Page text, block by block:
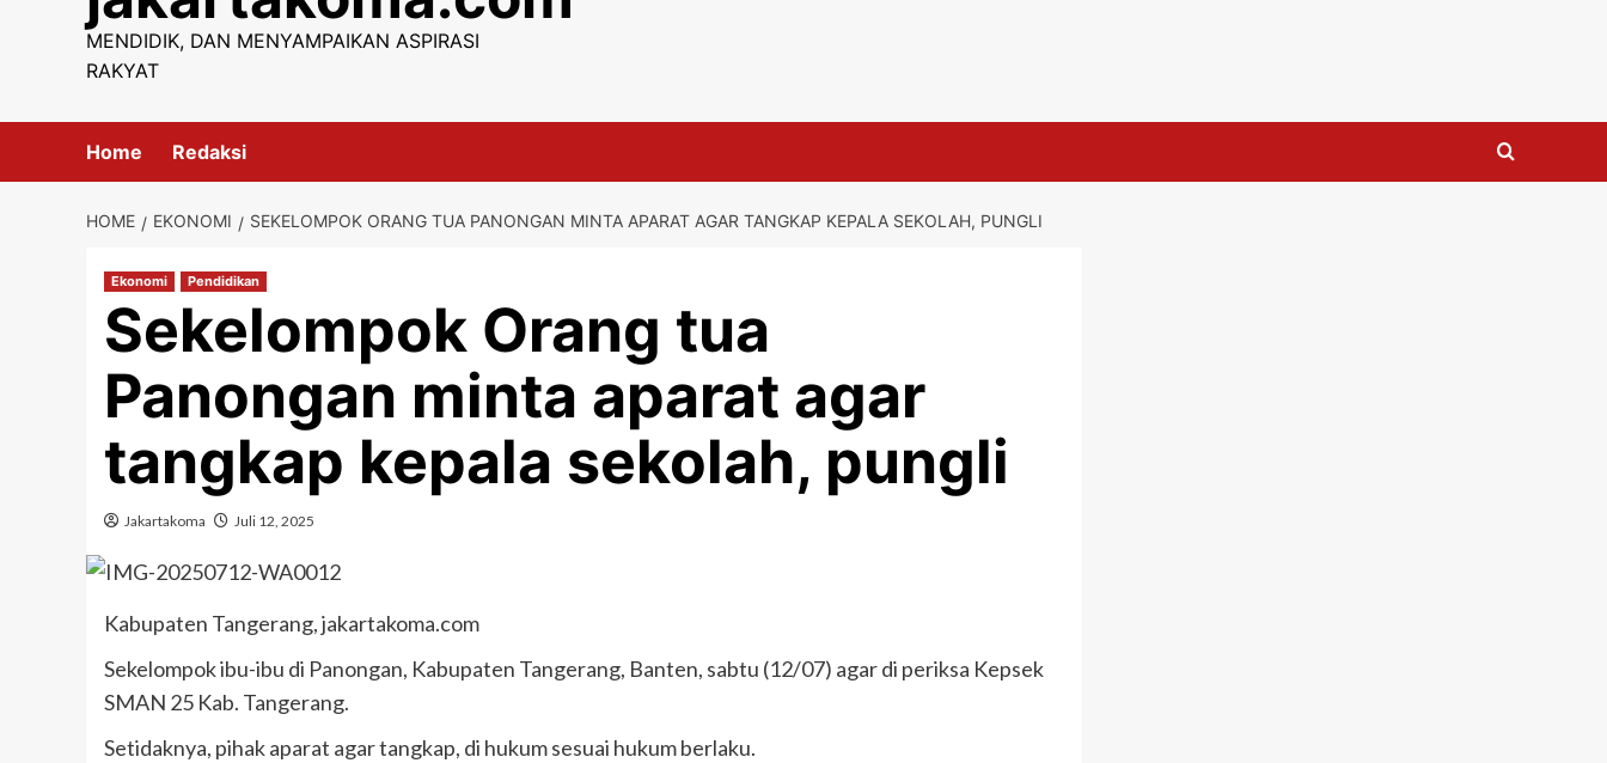
MENDIDIK, DAN MENYAMPAIKAN ASPIRASI
RAKYAT
Home Redaksi
HOME EKONOMI SEKELOMPOK ORANG TUA PANONGAN MINTA APARAT AGAR TANGKAP KEPALA SEKOLAH, PUNGLI
Ekonomi Pendidikan
Sekelompok Orang tua
Panongan minta aparat agar
tangkap kepala sekolah, pungli
Jakartakoma Juli 12, 2025
Kabupaten Tangerang, jakartakoma.com
Sekelompok ibu-ibu di Panongan, Kabupaten Tangerang, Banten, sabtu (12/07) agar di periksa Kepsek
SMAN 25 Kab. Tangerang.
Setidaknya, pihak aparat agar tangkap, di hukum sesuai hukum berlaku.